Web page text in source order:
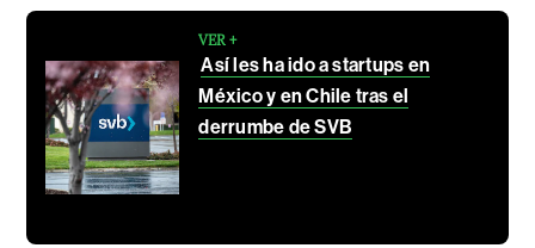
VER +
Así les ha ido a startups en
México y en Chile tras el
derrumbe de SVB